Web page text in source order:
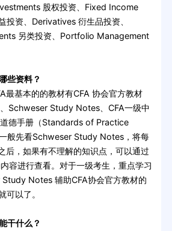
股权投资、Fixed Income
投资、Derivatives 衍生品投资、
另类投资、Portfolio Management
资料？
基本的的教材有CFA 协会官方教材
、Schweser Study Notes、CFA一级中
德手册（Standards of Practice
般先看Schweser Study Notes，将每
后，如果有不理解的知识点，可以通过
容进行查看。对于一级考生，重点学习
Notes 辅助CFA协会官方教材的
可以了。
什么？